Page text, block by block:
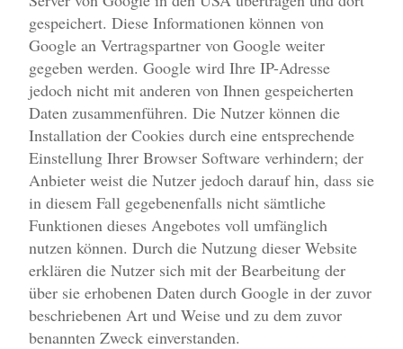
gespeichert. Diese Informationen können von
Google an Vertragspartner von Google weiter
gegeben werden. Google wird Ihre IP-Adresse
jedoch nicht mit anderen von Ihnen gespeicherten
Daten zusammenführen. Die Nutzer können die
Installation der Cookies durch eine entsprechende
Einstellung Ihrer Browser Software verhindern; der
Anbieter weist die Nutzer jedoch darauf hin, dass sie
in diesem Fall gegebenenfalls nicht sämtliche
Funktionen dieses Angebotes voll umfänglich
nutzen können. Durch die Nutzung dieser Website
erklären die Nutzer sich mit der Bearbeitung der
über sie erhobenen Daten durch Google in der zuvor
beschriebenen Art und Weise und zu dem zuvor
benannten Zweck einverstanden.